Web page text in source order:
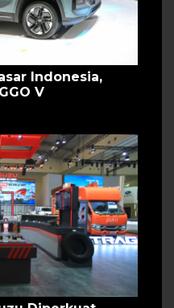
Indonesia,
V